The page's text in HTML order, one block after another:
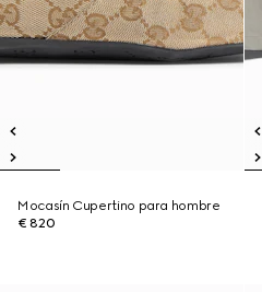
Mocasín Cupertino para hombre
€ 820